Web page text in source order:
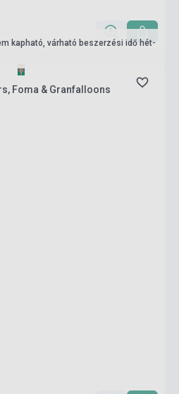
kapható, várható beszerzési idő hét-
Foma & Granfalloons